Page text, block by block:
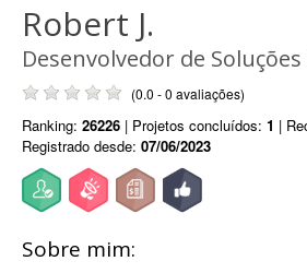
Robert J.
Desenvolvedor de
(0.0 - 0 avaliações)
Ranking: 26226 | Projetos concluídos: 1 |
Registrado desde: 07/06/2023
Sobre mim: